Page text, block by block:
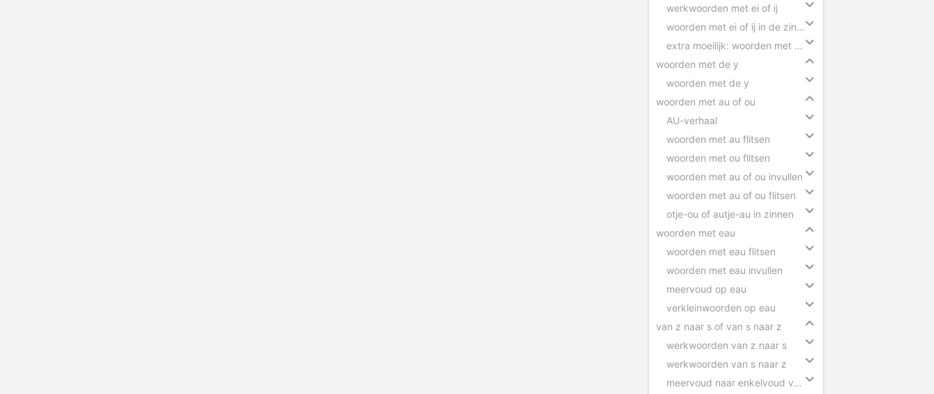
werkwoorden met ei of ij
woorden met ei of ij in de zin slepen
extra moeilijk: woorden met ei of ij
woorden met de y
woorden met de y
woorden met au of ou
AU-verhaal
woorden met au flitsen
woorden met ou flitsen
woorden met au of ou invullen
woorden met au of ou flitsen
otje-ou of autje-au in zinnen
woorden met eau
woorden met eau flitsen
woorden met eau invullen
meervoud op eau
verkleinwoorden op eau
van z naar s of van s naar z
werkwoorden van z naar s
werkwoorden van s naar z
meervoud naar enkelvoud van z naar s